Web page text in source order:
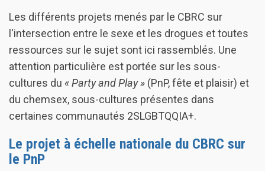
Les différents projets menés par le CBRC sur
l'intersection entre le sexe et les drogues et toutes
ressources sur le sujet sont ici rassemblés. Une
attention particulière est portée sur les sous-
cultures du « Party and Play » (PnP, fête et plaisir) et
du chemsex, sous-cultures présentes dans
certaines communautés 2SLGBTQQIA+.
Le projet à échelle nationale du CBRC sur
le PnP